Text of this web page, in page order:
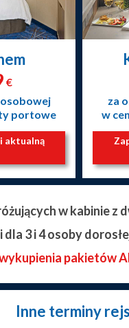
€
portowe
aktualną
za
w
w kabinie z
dla 3 i 4 osoby
pakietów
Inne terminy